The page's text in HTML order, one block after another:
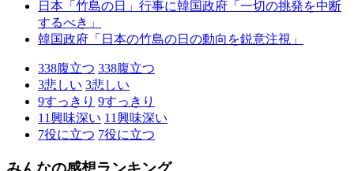
日本「竹島の日」行事に韓国政府「一切の挑発を中断
するべき」
韓国政府「日本の竹島の日の動向を鋭意注視」
338腹立つ 338腹立つ
3悲しい 3悲しい
9すっきり 9すっきり
11興味深い 11興味深い
7役に立つ 7役に立つ